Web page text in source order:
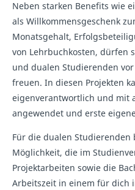
Neben starken Benefits wie
als Willkommensgeschenk
Monatsgehalt,
von Lehrbuchkosten, dürfen
und dualen Studierenden
freuen. In diesen Projekten
eigenverantwortlich und mit
angewendet und erste
Für die dualen
Möglichkeit, die im
Projektarbeiten sowie die
Arbeitszeit in einem für dich